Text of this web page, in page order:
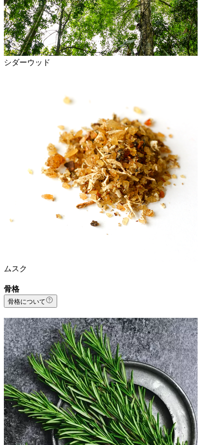
シダーウッド
ムスク
骨格
骨格について